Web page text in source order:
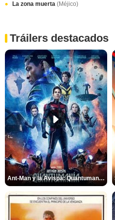
La zona muerta (Méjico)
Tráilers destacados
Ant-Man y la Avispa: Quantumanía Tráiler (2)